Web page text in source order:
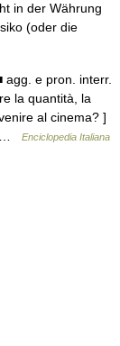
in der Währung
(oder die
e pron. interr.
la quantità, la
al cinema? ]
…
Enciclopedia Italiana